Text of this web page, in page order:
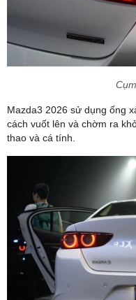
Mazda3 2026 sử dụng ống
cách vuốt lên và chờm ra
thao và cá tính.